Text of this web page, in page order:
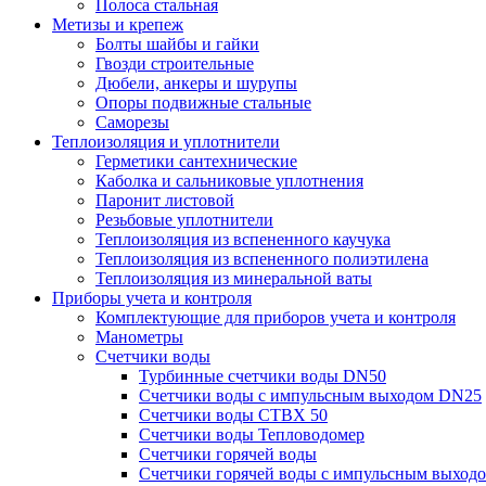
Полоса стальная
Метизы и крепеж
Болты шайбы и гайки
Гвозди строительные
Дюбели, анкеры и шурупы
Опоры подвижные стальные
Саморезы
Теплоизоляция и уплотнители
Герметики сантехнические
Каболка и сальниковые уплотнения
Паронит листовой
Резьбовые уплотнители
Теплоизоляция из вспененного каучука
Теплоизоляция из вспененного полиэтилена
Теплоизоляция из минеральной ваты
Приборы учета и контроля
Комплектующие для приборов учета и контроля
Манометры
Счетчики воды
Турбинные счетчики воды DN50
Счетчики воды с импульсным выходом DN25
Счетчики воды СТВХ 50
Счетчики воды Тепловодомер
Счетчики горячей воды
Счетчики горячей воды с импульсным